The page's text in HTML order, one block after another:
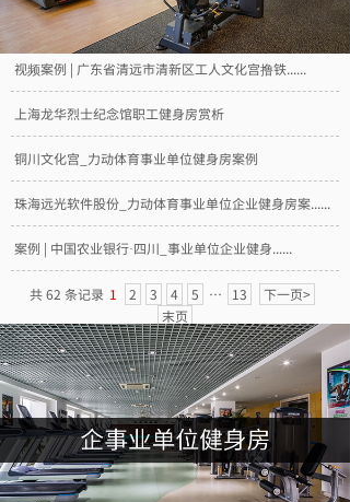
视频案例 | 广东省清远市清新区工人文化宫撸铁......
上海龙华烈士纪念馆职工健身房赏析
铜川文化宫_力动体育事业单位健身房案例
珠海远光软件股份_力动体育事业单位企业健身房案......
案例 | 中国农业银行·四川_事业单位企业健身......
共 62 条记录 1 2 3 4 5 … 13
下一页>
末页